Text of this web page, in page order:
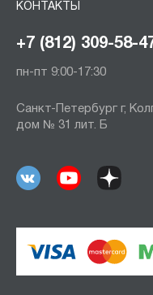
КОНТАКТЫ
+7 (812) 309-58-
пн-пт 9:00-17:30
Санкт-Петербург г,
дом № 31 лит. Б